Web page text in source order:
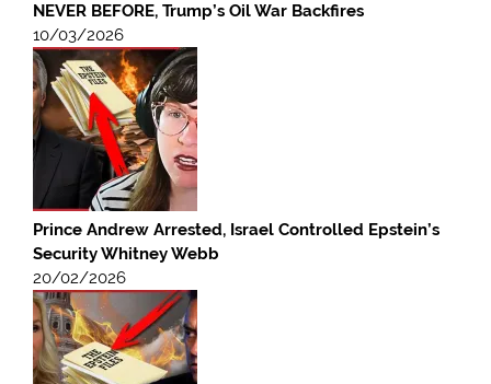
NEVER BEFORE, Trump’s Oil War Backfires
10/03/2026
Prince Andrew Arrested, Israel Controlled Epstein’s
Security Whitney Webb
20/02/2026